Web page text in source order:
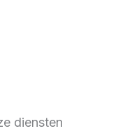
diensten